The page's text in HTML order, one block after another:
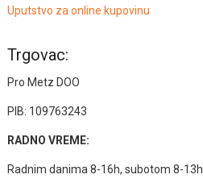
Uputstvo za online kupovinu
Trgovac:
Pro Metz DOO
PIB: 109763243
RADNO VREME:
Radnim danima 8-16h, subotom 8-13h